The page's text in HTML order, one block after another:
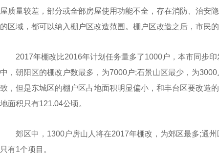
屋质量较差，部分或全部房屋使用功能不全，存在消防、治安
的区域，都可以纳入棚户区改造范围。棚户区改造之后，市民
2017年棚改比2016年计划任务量多了1000户，本市同步
中，朝阳区的棚改户数最多，为7000户;石景山区最少，为
致，但是东城区的棚户区占地面积明显偏小，和丰台区要改造
地面积只有121.04公顷。
郊区中，1300户房山人将在2017年棚改，为郊区最多;通
只有1个项目。